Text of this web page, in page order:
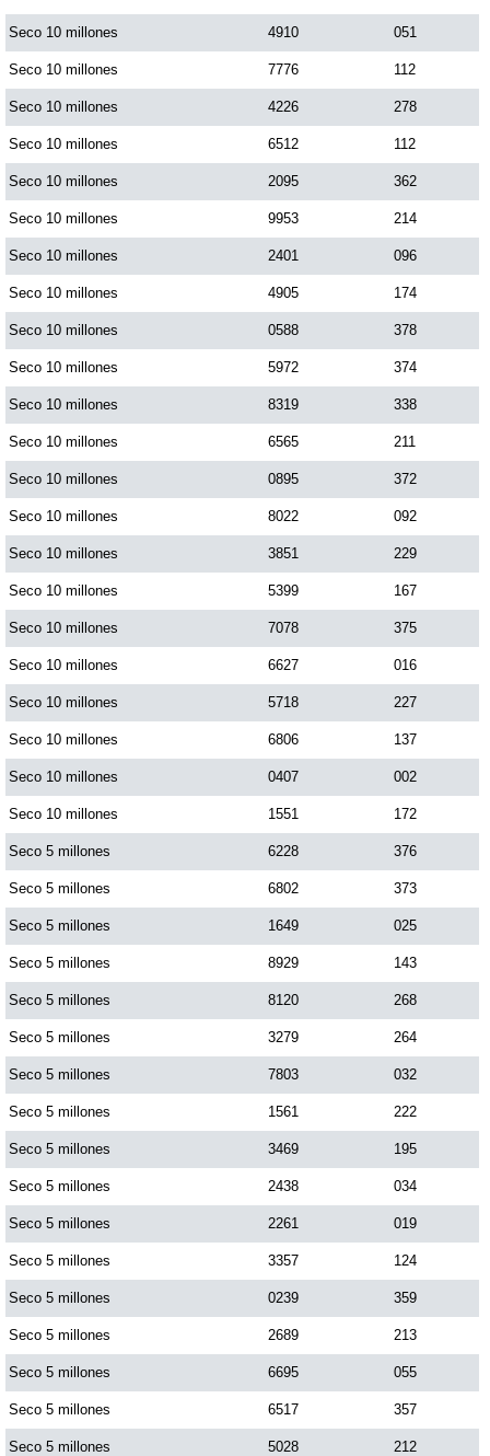
Seco 10 millones 4910 051
Seco 10 millones 7776 112
Seco 10 millones 4226 278
Seco 10 millones 6512 112
Seco 10 millones 2095 362
Seco 10 millones 9953 214
Seco 10 millones 2401 096
Seco 10 millones 4905 174
Seco 10 millones 0588 378
Seco 10 millones 5972 374
Seco 10 millones 8319 338
Seco 10 millones 6565 211
Seco 10 millones 0895 372
Seco 10 millones 8022 092
Seco 10 millones 3851 229
Seco 10 millones 5399 167
Seco 10 millones 7078 375
Seco 10 millones 6627 016
Seco 10 millones 5718 227
Seco 10 millones 6806 137
Seco 10 millones 0407 002
Seco 10 millones 1551 172
Seco 5 millones 6228 376
Seco 5 millones 6802 373
Seco 5 millones 1649 025
Seco 5 millones 8929 143
Seco 5 millones 8120 268
Seco 5 millones 3279 264
Seco 5 millones 7803 032
Seco 5 millones 1561 222
Seco 5 millones 3469 195
Seco 5 millones 2438 034
Seco 5 millones 2261 019
Seco 5 millones 3357 124
Seco 5 millones 0239 359
Seco 5 millones 2689 213
Seco 5 millones 6695 055
Seco 5 millones 6517 357
Seco 5 millones 5028 212